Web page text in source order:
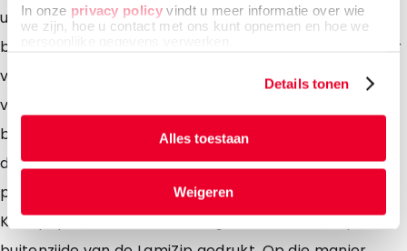
In onze privacy policy vindt u meer informatie over wie
we zijn, hoe u contact met ons kunt opnemen en hoe we
Details tonen
Alles toestaan
Weigeren
unieke wijze presenteren, maar óók direct
beschermen. Terwijl de warme kleuren van het papier
voor een mooie presentatie zorgen, garandeert de
volledig dicht te sealen bovenkant een goede
bescherming. En maakt u zich vooral niet druk; dankzij
de tearnoches in de verpakking kan uw klant de
pouch, ongeacht het sealen, eenvoudig openen. De
Kraftpaper Pouches worden geheel dekkend op de